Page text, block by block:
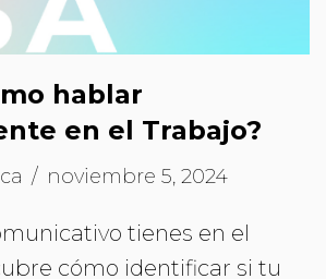
hablar
en el Trabajo?
noviembre 5, 2024
tienes en el
cómo identificar si tu